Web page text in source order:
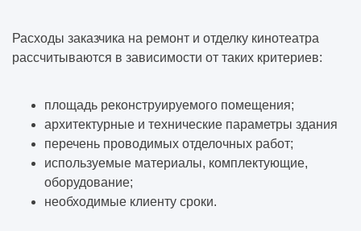
Расходы заказчика на ремонт и отделку кинотеатра
рассчитываются в зависимости от таких критериев:
площадь реконструируемого помещения;
архитектурные и технические параметры здания
перечень проводимых отделочных работ;
используемые материалы, комплектующие,
оборудование;
необходимые клиенту сроки.